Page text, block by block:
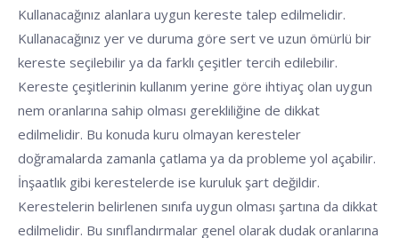
Kullanacağınız alanlara uygun kereste talep edilmelidir.
Kullanacağınız yer ve duruma göre sert ve uzun ömürlü bir
kereste seçilebilir ya da farklı çeşitler tercih edilebilir.
Kereste çeşitlerinin kullanım yerine göre ihtiyaç olan uygun
nem oranlarına sahip olması gerekliliğine de dikkat
edilmelidir. Bu konuda kuru olmayan keresteler
doğramalarda zamanla çatlama ya da probleme yol açabilir.
İnşaatlık gibi kerestelerde ise kuruluk şart değildir.
Kerestelerin belirlenen sınıfa uygun olması şartına da dikkat
edilmelidir. Bu sınıflandırmalar genel olarak dudak oranlarına